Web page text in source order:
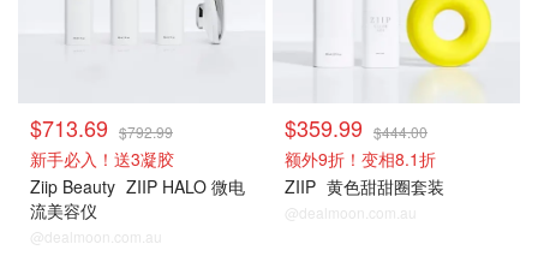
$713.69 $792.99
新手必入！送3凝胶
Ziip Beauty ZIIP HALO 微电
流美容仪
@dealmoon.com.au
$359.99 $444.00
额外9折！变相8.1折
ZIIP 黄色甜甜圈套装
@dealmoon.com.au